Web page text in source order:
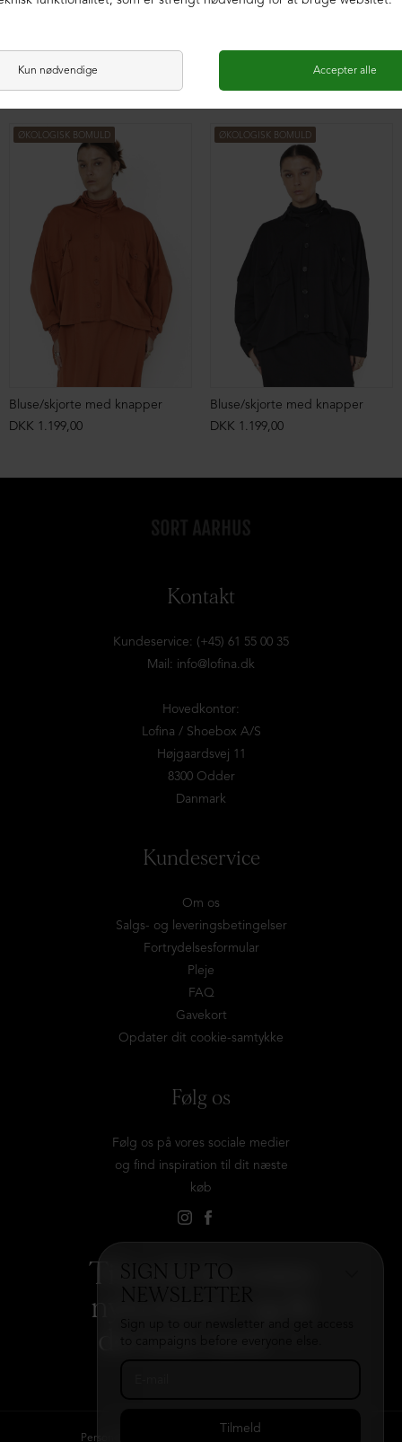
SIGN UP TO
DKK 1.599,00
ØKOLOGISK BOMULD
Bluse/skjorte med knapper
DKK 1.199,00
ØKOLOGISK BOMULD
Bluse/skjorte med knapper
DKK 1.199,00
Kontakt
Kundeservice: (+45) 61 55 00 35
Mail: info@lofina.dk
Hovedkontor:
Lofina / Shoebox A/S
Højgaardsvej 11
8300 Odder
Danmark
Kundeservice
Om os
Salgs- og leveringsbetingelser
Fortrydelsesformular
Pleje
FAQ
Gavekort
Opdater dit cookie-samtykke
Følg os
Følg os på vores sociale medier
og find inspiration til dit næste
køb
Tilmeld dig vores
nyhedsbrev og få
Persondatapolitik